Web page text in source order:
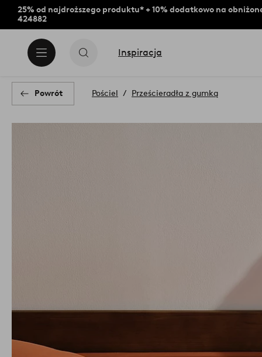
25% od najdroższego produktu* + 10% dodatkowo na
424882
Inspiracja
Powrót Pościel Prześcieradła z gumką